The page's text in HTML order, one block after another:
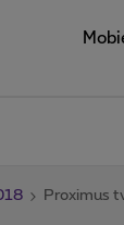
Proximus